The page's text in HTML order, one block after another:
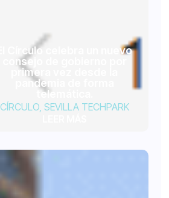
El Círculo celebra un nuevo
consejo de gobierno por
primera vez desde la
pandemia de forma
telemática.
CÍRCULO, SEVILLA TECHPARK